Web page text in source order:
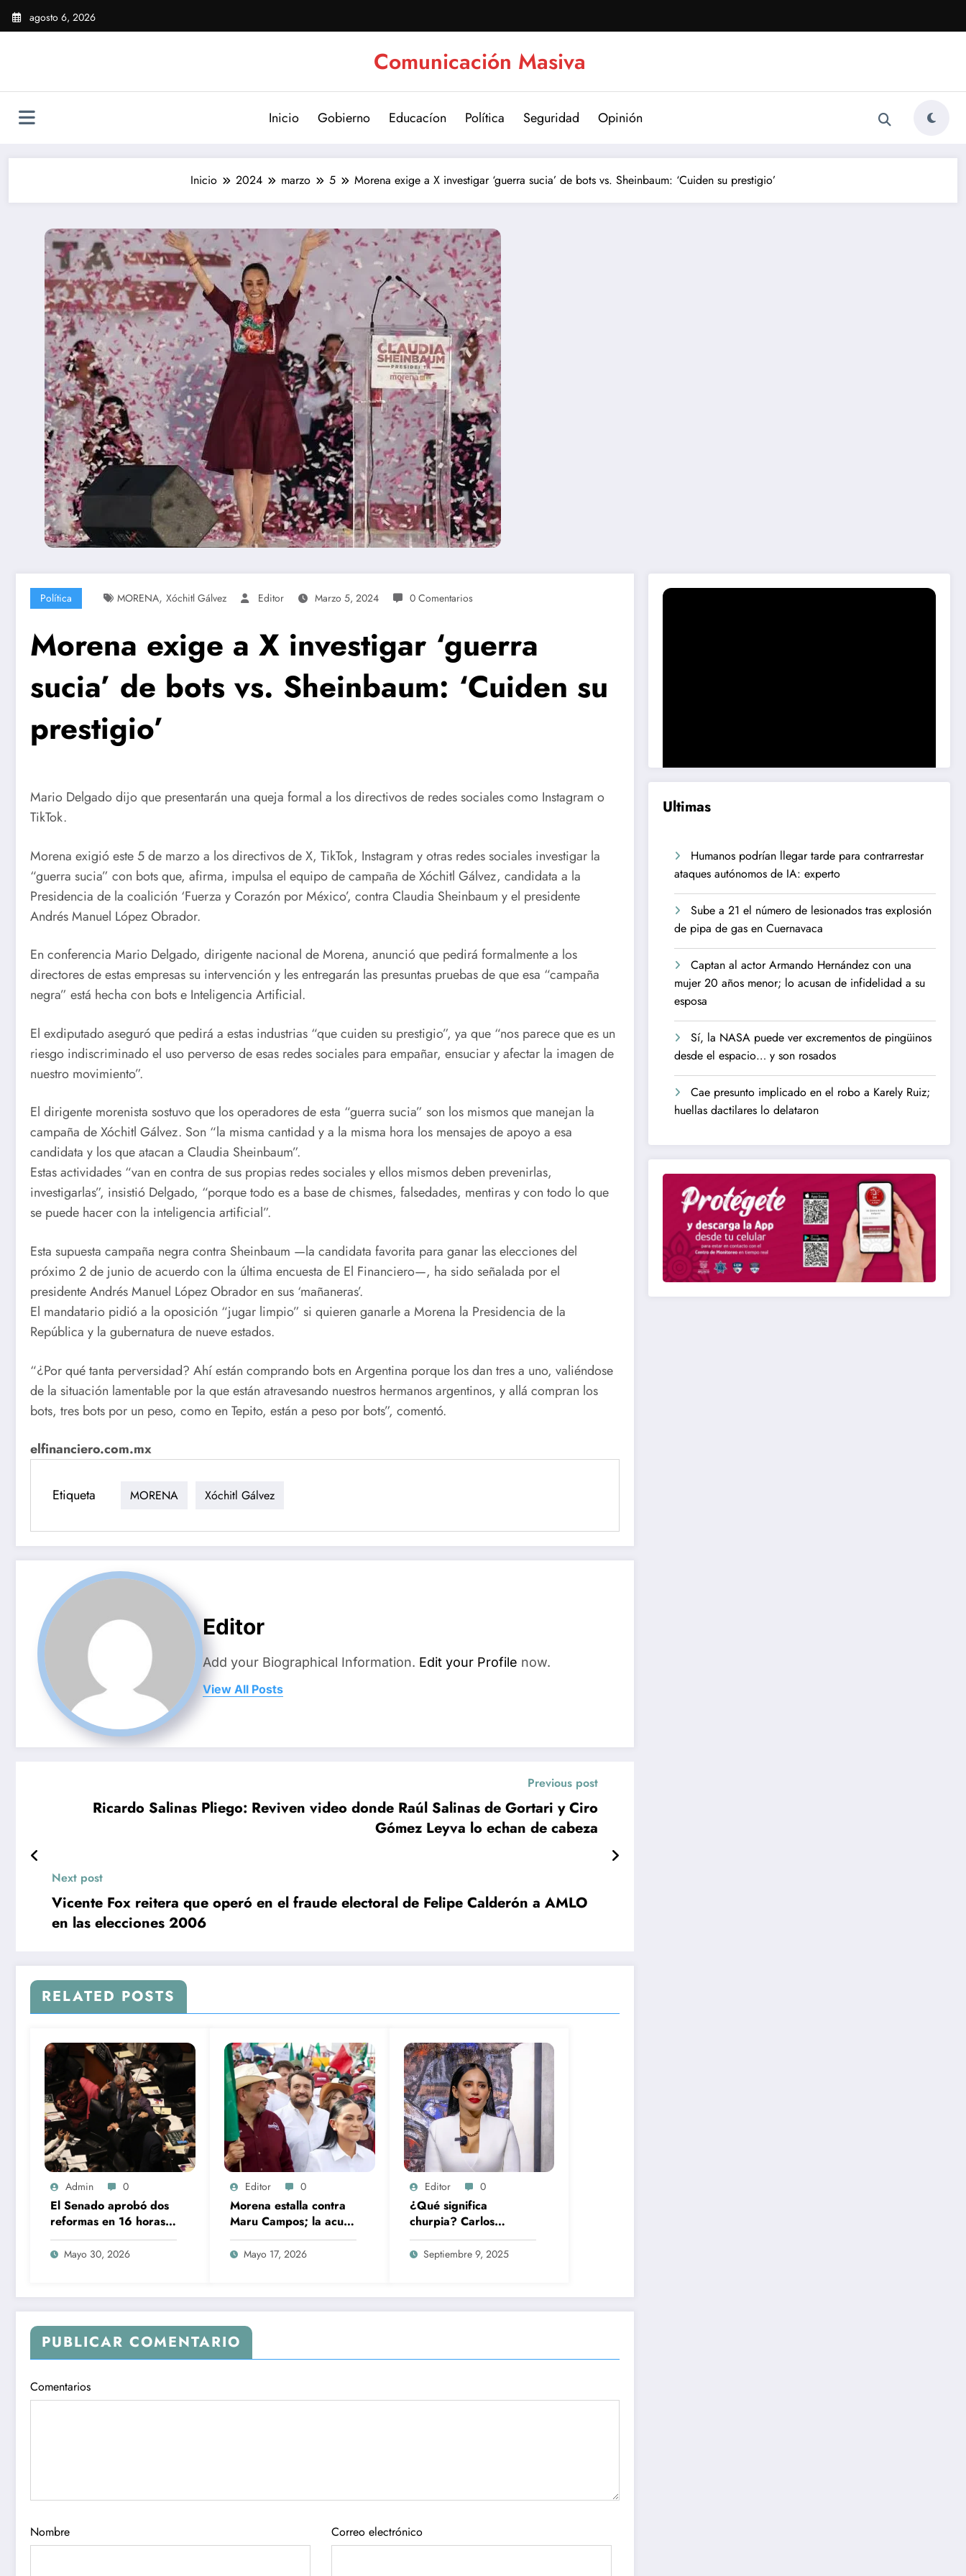
Saltar
agosto 6, 2026
Comunicación Masiva
Inicio Gobierno Educacíon Política Seguridad Opinión
Inicio 2024 marzo 5 Morena exige a X investigar ‘guerra sucia’ de bots vs. Sheinbaum: ‘Cuiden su prestigio’
Política MORENA, Xóchitl Gálvez Editor Marzo 5, 2024 0 Comentarios
Morena exige a X investigar ‘guerra
sucia’ de bots vs. Sheinbaum: ‘Cuiden su
prestigio’
Mario Delgado dijo que presentarán una queja formal a los directivos de redes sociales como Instagram o
TikTok.
Morena exigió este 5 de marzo a los directivos de X, TikTok, Instagram y otras redes sociales investigar la
“guerra sucia” con bots que, afirma, impulsa el equipo de campaña de Xóchitl Gálvez, candidata a la
Presidencia de la coalición ‘Fuerza y Corazón por México’, contra Claudia Sheinbaum y el presidente
Andrés Manuel López Obrador.
En conferencia Mario Delgado, dirigente nacional de Morena, anunció que pedirá formalmente a los
directores de estas empresas su intervención y les entregarán las presuntas pruebas de que esa “campaña
negra” está hecha con bots e Inteligencia Artificial.
El exdiputado aseguró que pedirá a estas industrias “que cuiden su prestigio”, ya que “nos parece que es un
riesgo indiscriminado el uso perverso de esas redes sociales para empañar, ensuciar y afectar la imagen de
nuestro movimiento”.
El dirigente morenista sostuvo que los operadores de esta “guerra sucia” son los mismos que manejan la
campaña de Xóchitl Gálvez. Son “la misma cantidad y a la misma hora los mensajes de apoyo a esa
candidata y los que atacan a Claudia Sheinbaum”.
Estas actividades “van en contra de sus propias redes sociales y ellos mismos deben prevenirlas,
investigarlas”, insistió Delgado, “porque todo es a base de chismes, falsedades, mentiras y con todo lo que
se puede hacer con la inteligencia artificial”.
Esta supuesta campaña negra contra Sheinbaum —la candidata favorita para ganar las elecciones del
próximo 2 de junio de acuerdo con la última encuesta de El Financiero—, ha sido señalada por el
presidente Andrés Manuel López Obrador en sus ‘mañaneras’.
El mandatario pidió a la oposición “jugar limpio” si quieren ganarle a Morena la Presidencia de la
República y la gubernatura de nueve estados.
“¿Por qué tanta perversidad? Ahí están comprando bots en Argentina porque los dan tres a uno, valiéndose
de la situación lamentable por la que están atravesando nuestros hermanos argentinos, y allá compran los
bots, tres bots por un peso, como en Tepito, están a peso por bots”, comentó.
elfinanciero.com.mx
Etiqueta MORENA Xóchitl Gálvez
Editor
Add your Biographical Information. Edit your Profile now.
View All Posts
Previous post
Ricardo Salinas Pliego: Reviven video donde Raúl Salinas de Gortari y Ciro
Gómez Leyva lo echan de cabeza
Next post
Vicente Fox reitera que operó en el fraude electoral de Felipe Calderón a AMLO
en las elecciones 2006
RELATED POSTS
Admin 0
El Senado aprobó dos
reformas en 16 horas
de periodo
extraordinario
Mayo 30, 2026
Editor 0
Morena estalla contra
Maru Campos; la acusa
de traición a la patria,
pero esquiva el caso
Mayo 17, 2026
Editor 0
¿Qué significa
churpia? Carlos
Jiménez llama así a
Sandra Cuevas
Septiembre 9, 2025
PUBLICAR COMENTARIO
Comentarios
Nombre Correo electrónico
Ultimas
Humanos podrían llegar tarde para contrarrestar
ataques autónomos de IA: experto
Sube a 21 el número de lesionados tras explosión
de pipa de gas en Cuernavaca
Captan al actor Armando Hernández con una
mujer 20 años menor; lo acusan de infidelidad a su
esposa
Sí, la NASA puede ver excrementos de pingüinos
desde el espacio… y son rosados
Cae presunto implicado en el robo a Karely Ruiz;
huellas dactilares lo delataron